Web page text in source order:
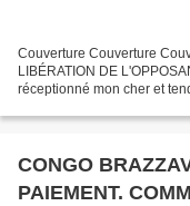
Couverture Couverture
LIBÉRATION DE
réceptionné mon cher et
CONGO
PAIEMENT.